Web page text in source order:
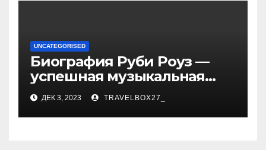
UNCATEGORISED
Биография Руби Роуз —
успешная музыкальная
карьера, личная жизнь и
знаковые достижения
ДЕК 3, 2023 TRAVELBOX27_